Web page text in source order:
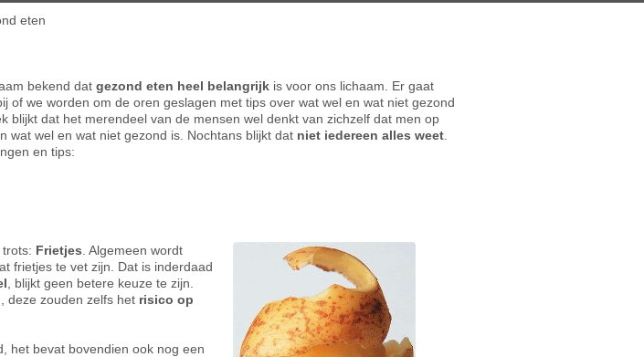
eten
bekend dat gezond eten heel belangrijk is voor ons lichaam. Er gaat
of we worden om de oren geslagen met tips over wat wel en wat niet gezond
blijkt dat het merendeel van de mensen wel denkt van zichzelf dat men op
wat wel en wat niet gezond is. Nochtans blijkt dat niet iedereen alles weet
en tips:
Frietjes . Algemeen wordt
frietjes te vet zijn. Dat is inderdaad
, blijkt geen betere keuze te zijn.
deze zouden zelfs het risico op
het bevat bovendien ook nog een